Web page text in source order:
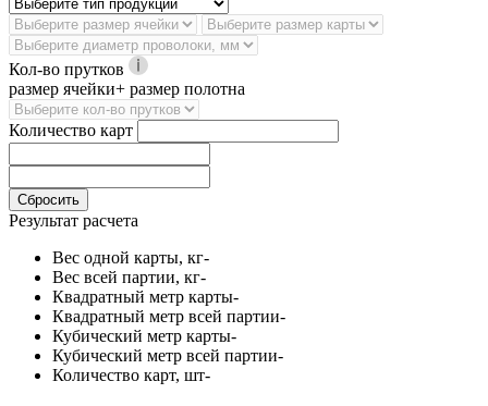
Кол-во прутков
размер ячейки+ размер полотна
Количество карт
Сбросить
Результат расчета
Вес одной карты, кг-
Вес всей партии, кг-
Квадратный метр карты-
Квадратный метр всей партии-
Кубический метр карты-
Кубический метр всей партии-
Количество карт, шт-